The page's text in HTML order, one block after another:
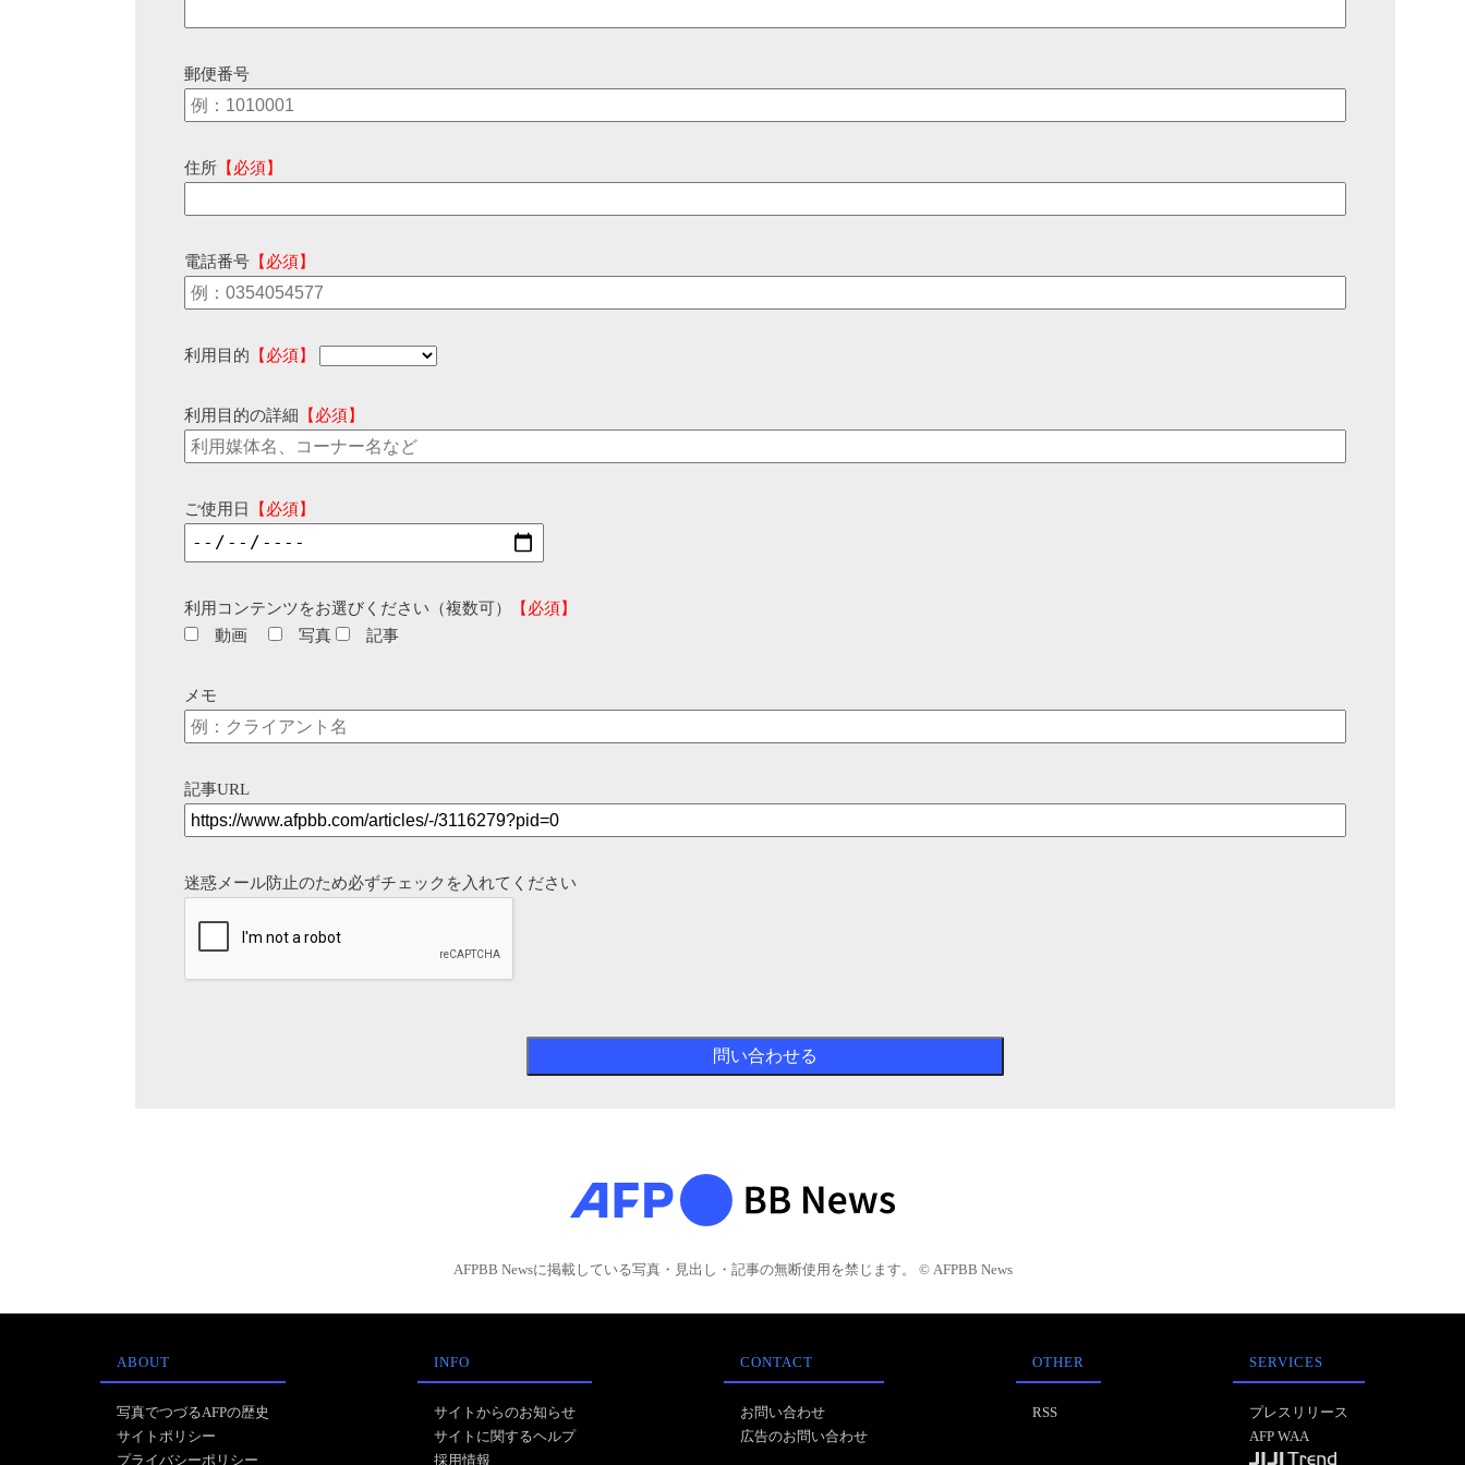
郵便番号
住所 【必須】
電話番号 【必須】
利用目的 【必須】
利用目的の詳細 【必須】
ご使用日 【必須】
利用コンテンツをお選びください（複数可）
【必須】
動画
写真 記事
メモ
記事URL
迷惑メール防止のため必ずチェックを入れてください
AFPBB Newsに掲載している写真・見出し・記事の無断使用を禁じます。 © AFPBB News
ABOUT
写真でつづるAFPの歴史
サイトポリシー
プライバシーポリシー
INFO
サイトからのお知らせ
サイトに関するヘルプ
採用情報
CONTACT
お問い合わせ
広告のお問い合わせ
OTHER
RSS
SERVICES
プレスリリース
AFP WAA